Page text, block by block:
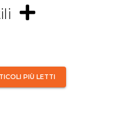
PIÙ LETTI